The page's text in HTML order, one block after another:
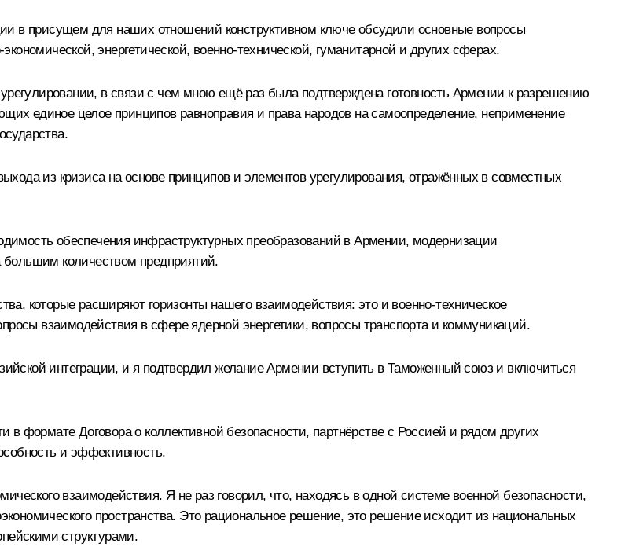
в присущем для наших отношений конструктивном ключе обсудили основные вопросы
энергетической, военно-технической, гуманитарной и других сферах.
в связи с чем мною ещё раз была подтверждена готовность Армении к разрешению
единое целое принципов равноправия и права народов на самоопределение, неприменение
из кризиса на основе принципов и элементов урегулирования, отражённых в совместных
обеспечения инфраструктурных преобразований в Армении, модернизации
количеством предприятий.
которые расширяют горизонты нашего взаимодействия: это и военно-техническое
взаимодействия в сфере ядерной энергетики, вопросы транспорта и коммуникаций.
интеграции, и я подтвердил желание Армении вступить в Таможенный союз и включиться
формате Договора о коллективной безопасности, партнёрстве с Россией и рядом других
и эффективность.
взаимодействия. Я не раз говорил, что, находясь в одной системе военной безопасности,
пространства. Это рациональное решение, это решение исходит из национальных
структурами.